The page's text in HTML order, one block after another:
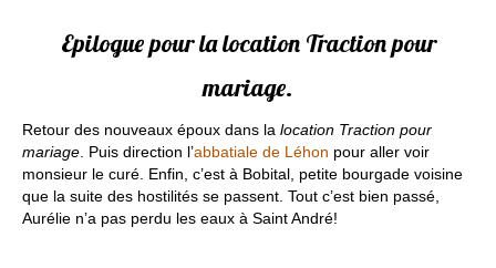
Epilogue pour la location Traction pour
mariage.
Retour des nouveaux époux dans la location Traction pour
mariage . Puis direction l’abbatiale de Léhon pour aller voir
monsieur le curé. Enfin, c’est à Bobital, petite bourgade voisine
que la suite des hostilités se passent. Tout c’est bien passé,
Aurélie n’a pas perdu les eaux à Saint André!